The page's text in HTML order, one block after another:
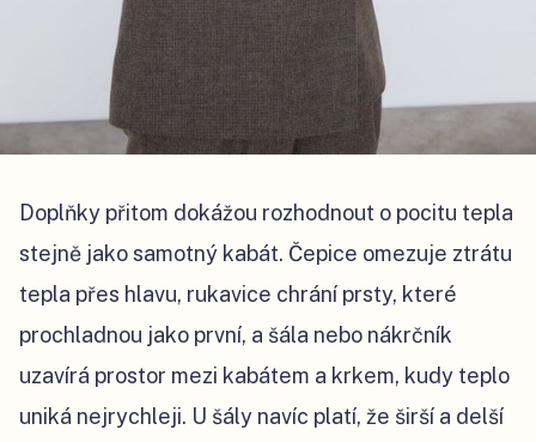
Doplňky přitom dokážou rozhodnout o pocitu tepla
stejně jako samotný kabát. Čepice omezuje ztrátu
tepla přes hlavu, rukavice chrání prsty, které
prochladnou jako první, a šála nebo nákrčník
uzavírá prostor mezi kabátem a krkem, kudy teplo
uniká nejrychleji. U šály navíc platí, že širší a delší